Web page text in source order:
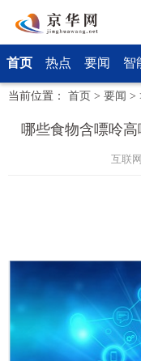
首页 热点 要闻 智
当前位置： 首页 > 要闻 >
哪些食物含嘌呤高
互联